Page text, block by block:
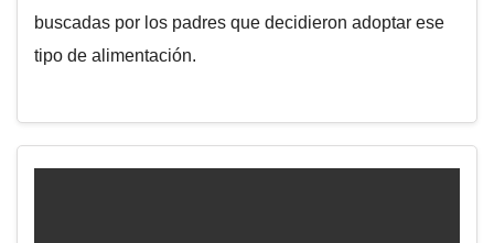
buscadas por los padres que decidieron adoptar ese
tipo de alimentación.